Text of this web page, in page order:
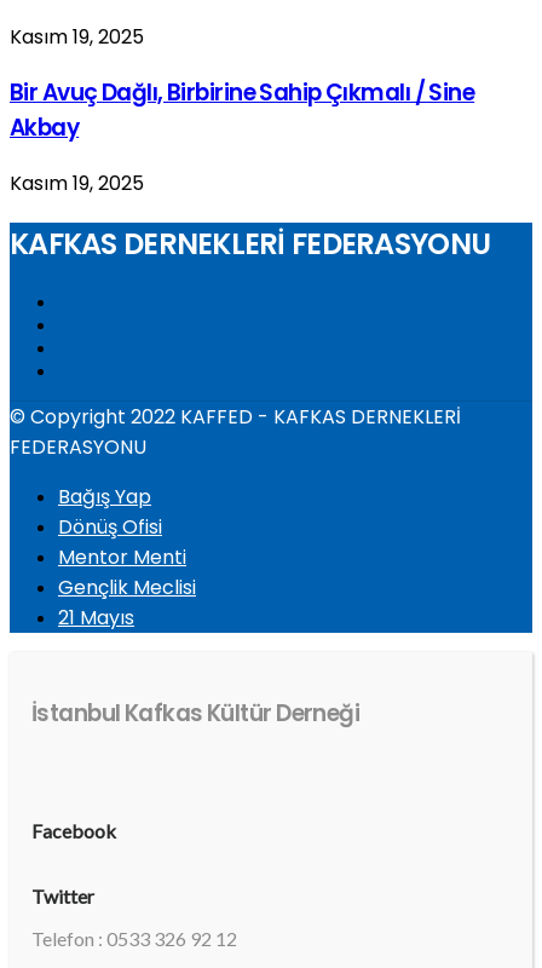
Kasım 19, 2025
Bir Avuç Dağlı, Birbirine Sahip Çıkmalı / Sine
Akbay
Kasım 19, 2025
KAFKAS DERNEKLERİ FEDERASYONU
© Copyright 2022 KAFFED - KAFKAS DERNEKLERİ
FEDERASYONU
Bağış Yap
Dönüş Ofisi
Mentor Menti
Gençlik Meclisi
21 Mayıs
İstanbul Kafkas Kültür Derneği
Facebook
Twitter
Telefon : 0533 326 92 12